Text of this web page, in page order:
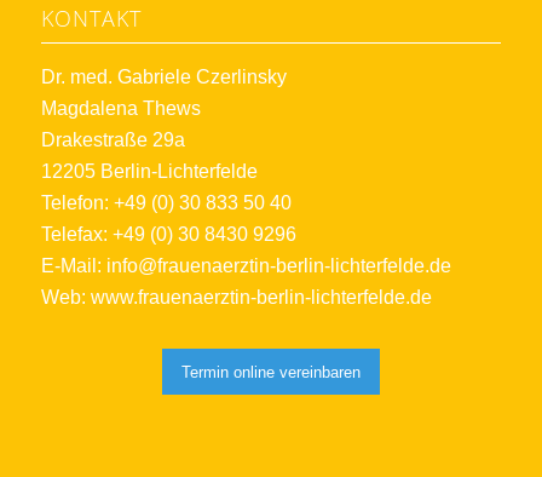
KONTAKT
Dr. med. Gabriele Czerlinsky
Magdalena Thews
Drakestraße 29a
12205 Berlin-Lichterfelde
Telefon: +49 (0) 30 833 50 40
Telefax: +49 (0) 30 8430 9296
E-Mail: info@frauenaerztin-berlin-lichterfelde.de
Web: www.frauenaerztin-berlin-lichterfelde.de
Termin online vereinbaren